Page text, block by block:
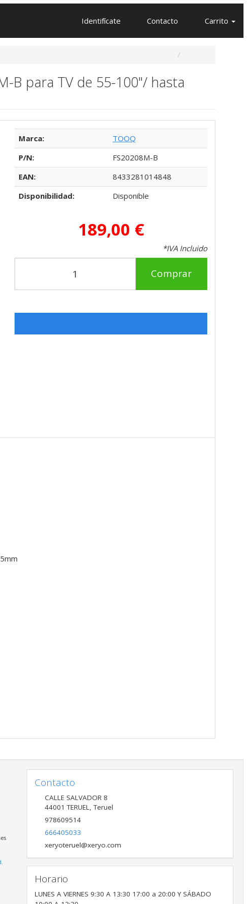
Identifícate Contacto Carrito
B para TV de 55-100"/ hasta
Marca:
TOOQ
P/N:
FS20208M-B
EAN:
8433281014848
Disponibilidad:
Disponible
189,00 €
*IVA Incluido
Comprar
Contacto
CALLE SALVADOR 8
44001 TERUEL,Teruel
978609514
666405033
xeryoteruel@xeryo.com
Horario
LUNES A VIERNES 9:30 A 13:30 17:00 a 20:00 Y SÁBADO